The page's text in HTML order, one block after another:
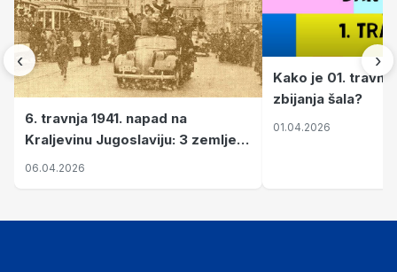
‹
6. travnja 1941. napad na
Kraljevinu Jugoslaviju: 3 zemlje
nastale njenim raspadom
06.04.2026
Kako je 01.
zbijanja šala?
01.04.2026
›